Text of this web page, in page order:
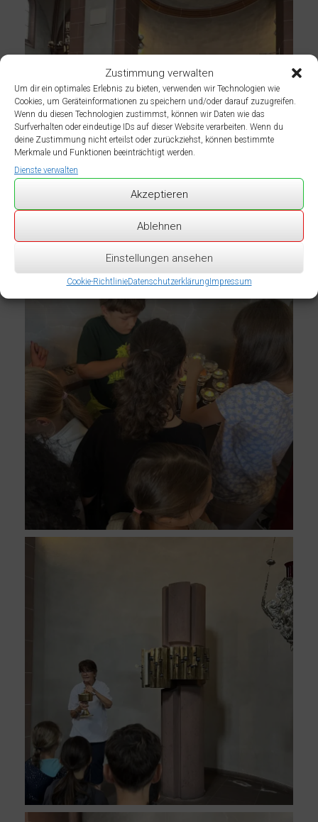
Zustimmung verwalten
Um dir ein optimales Erlebnis zu bieten, verwenden wir Technologien wie
Cookies, um Geräteinformationen zu speichern und/oder darauf zuzugreifen.
Wenn du diesen Technologien zustimmst, können wir Daten wie das
Surfverhalten oder eindeutige IDs auf dieser Website verarbeiten. Wenn du
deine Zustimmung nicht erteilst oder zurückziehst, können bestimmte
Merkmale und Funktionen beeinträchtigt werden.
Dienste verwalten
Akzeptieren
Ablehnen
Einstellungen ansehen
Cookie-RichtlinieDatenschutzerklärung Impressum